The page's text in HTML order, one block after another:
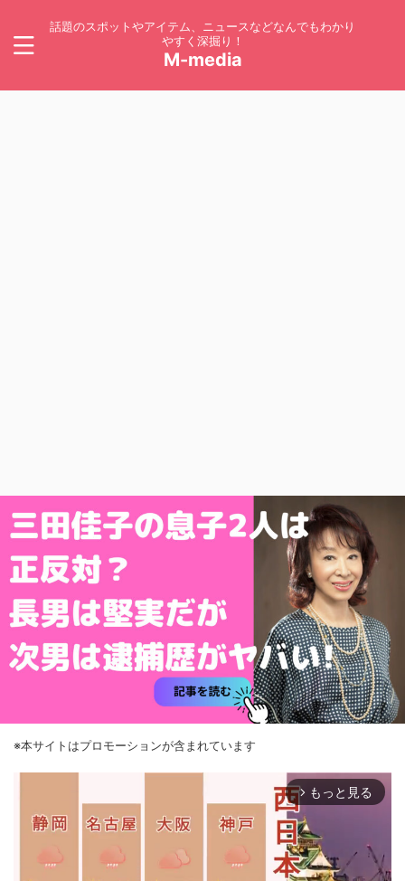
話題のスポットやアイテム、ニュースなどなんでもわかり
やすく深掘り！
M-media
※本サイトはプロモーションが含まれています
arrow_forward_ios もっと見る